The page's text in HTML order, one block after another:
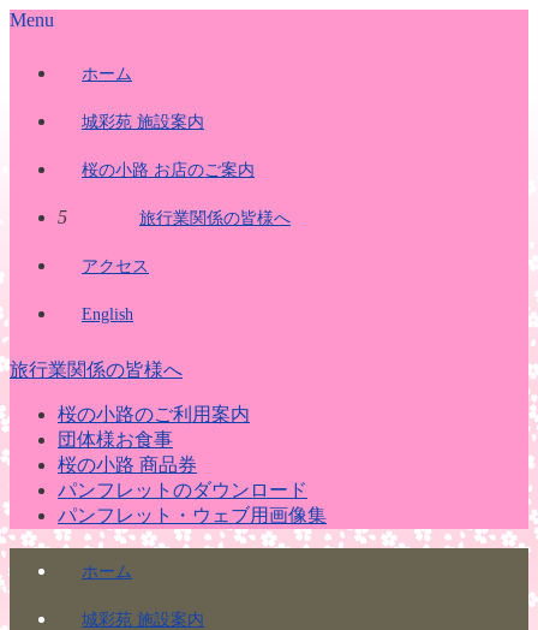
Menu
ホーム
城彩苑 施設案内
桜の小路 お店のご案内
5 旅行業関係の皆様へ
アクセス
English
旅行業関係の皆様へ
桜の小路のご利用案内
団体様お食事
桜の小路 商品券
パンフレットのダウンロード
パンフレット・ウェブ用画像集
ホーム
城彩苑 施設案内